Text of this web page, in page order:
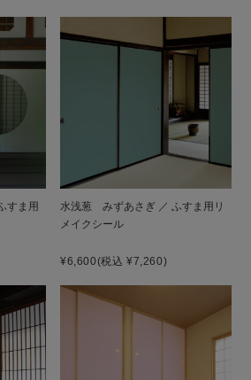
すま用
水浅葱 みずあさぎ ／ ふすま用リ
メイクシール
¥6,600(税込 ¥7,260)
お困りごとはございますか？